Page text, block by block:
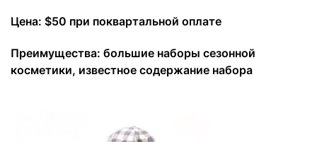
Цена: $50 при поквартальной оплате
Преимущества: большие наборы сезонной
косметики, известное содержание набора